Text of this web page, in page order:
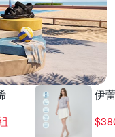
伊